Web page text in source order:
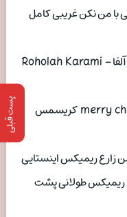
پست قبلی
با من نکن غریبی کامل
دانلود آهنگ جدید روح الله کرمی به نام آلفا Roholah Karami –
دانلود آهنگ مری کریسمس merry christmas کریسمس
زارع ریمیکس اینستایی
ریمیکس طولانی پشت